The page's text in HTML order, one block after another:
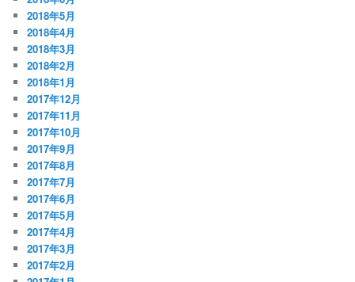
2018年5月
2018年4月
2018年3月
2018年2月
2018年1月
2017年12月
2017年11月
2017年10月
2017年9月
2017年8月
2017年7月
2017年6月
2017年5月
2017年4月
2017年3月
2017年2月